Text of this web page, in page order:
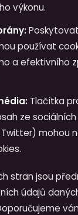
výkonu.
používat
a efektivního
Tlačítka
ze
Twitter) mohou
stran jsou
údajů